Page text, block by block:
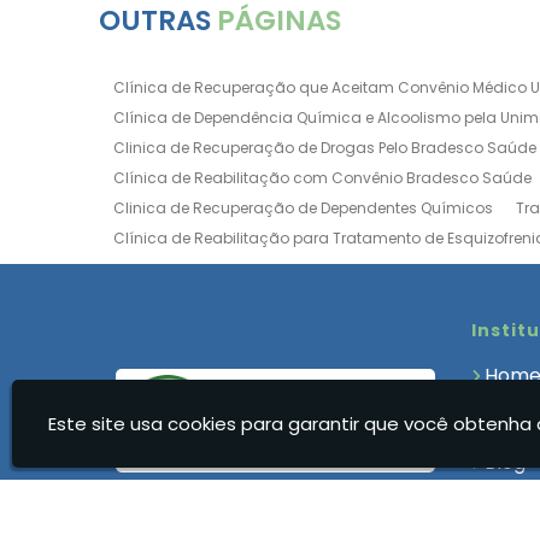
OUTRAS PÁGINAS
Clínica de Recuperação que Aceitam Convênio Médico
Clínica de Dependência Química e Alcoolismo pela
Clinica de Recuperação de Drogas Pelo Bradesco Saúde
Clínica de Reabilitação com Convênio Bradesco Saúde
Clinica de Recuperação de Dependentes Químicos
Clínica de Reabilitação para Tratamento de
Clínica para Dependência Química e Alcoolismo
Clínica de
Clínica de Recuperação para Drogados
Clínica de
Clinica
Clínica para Dependentes Químicos Feminina
Clinica
Blog
Este site usa cookies para garantir que você obtenha